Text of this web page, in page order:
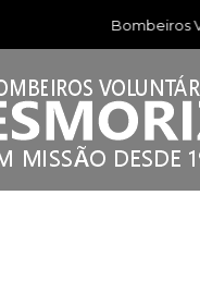
Bombeiros